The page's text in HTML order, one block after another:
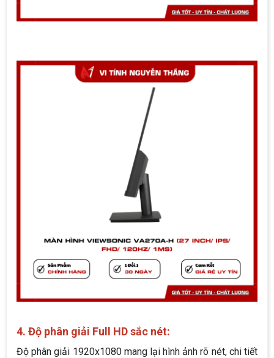
4. Độ phân giải Full HD sắc nét:
Độ phân giải 1920x1080 mang lại hình ảnh rõ nét, chi tiết